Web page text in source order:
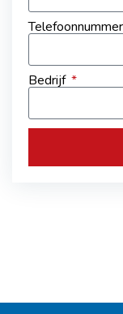
Telefoonnummer
Bedrijf